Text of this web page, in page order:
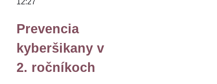
12:27
Prevencia
kyberšikany v
2. ročníkoch